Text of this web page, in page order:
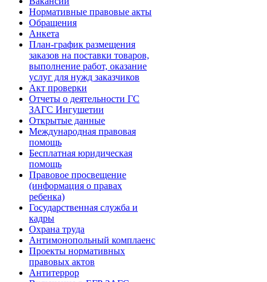
Нормативные правовые акты
Обращения
Анкета
План-график размещения
заказов на поставки товаров,
выполнение работ, оказание
услуг для нужд заказчиков
Акт проверки
Отчеты о деятельности ГС
ЗАГС Ингушетии
Открытые данные
Международная правовая
помощь
Бесплатная юридическая
помощь
Правовое просвещение
(информация о правах
ребенка)
Государственная служба и
кадры
Охрана труда
Антимонопольный комплаенс
Проекты нормативных
правовых актов
Антитеррор